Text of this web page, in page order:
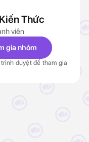
Thức
viên
gia nhóm
duyệt để tham gia